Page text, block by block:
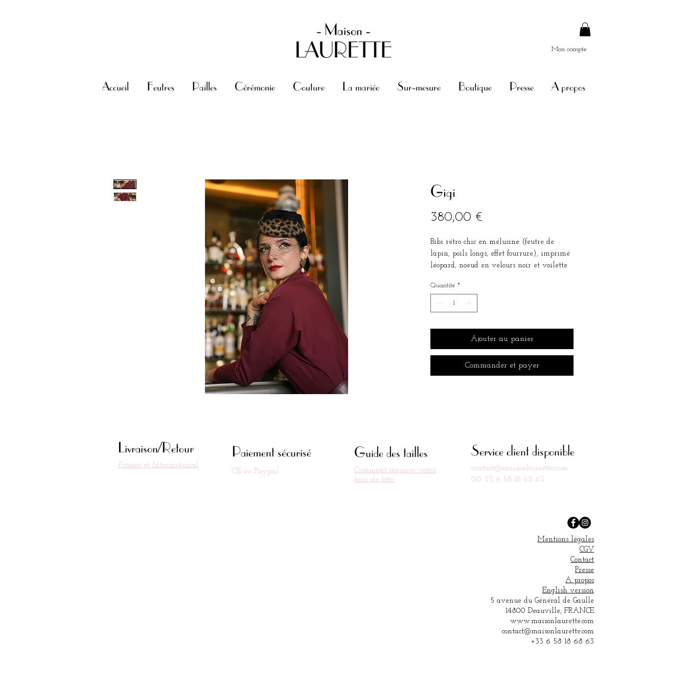
Mon compte
Accueil Feutres Pailles Cérémonie Couture La mariée Sur-mesure Boutique Presse A propos
Gigi
380,00 €
Bibi rétro chic en mélusine (feutre de
lapin, poils longs, effet fourrure), imprimé
léopard, noeud en velours noir et voilette
Se fixe à l'aide d'un élastique à passer
derrière la nuque. Très discret même sur
cheveux courts.
Votre chapeau sera confectionné sur
commande, merci de compter un délai de
5 jours ouvrés avant expédition.
Quantité *
Ajouter au panier
Commander et payer
Livraison/Retour
France et International
Paiement sécurisé
CB ou Paypal
Guide des tailles
Comment mesurer votre
tour de tête
Service client disponible
contact@maisonlaurette.com
00 33 6 58 18 68 63
Mentions légales
CGV
Contact
Presse
A propos
English version
5 avenue du Général de Gaulle
14800 Deauville, FRANCE
www.maisonlaurette.com
contact@maisonlaurette.com
+33 6 58 18 68 63